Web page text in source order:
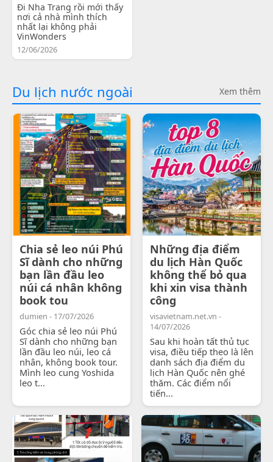
Đi Nha Trang rồi mới thấy
nơi cả nhà mình thích
nhất lại không phải
VinWonders
12/06/2026
Du lịch nước ngoài Xem thêm
Chia sẻ leo núi Phú
Sĩ dành cho những
bạn lần đầu leo
núi cá nhân không
book tou
dumien - 17/07/2026
Góc chia sẻ leo núi Phú
Sĩ dành cho những bạn
lần đầu leo núi, leo cá
nhân, không book tour.
Mình leo cung Yoshida
leo t...
Những địa điểm
du lịch Hàn Quốc
không thể bỏ qua
khi xin visa thành
công
visavietnam.net.vn -
14/07/2026
Sau khi hoàn tất thủ tục
visa, điều tiếp theo là lên
danh sách địa điểm du
lịch Hàn Quốc nên ghé
thăm. Các điểm nổi
tiến...